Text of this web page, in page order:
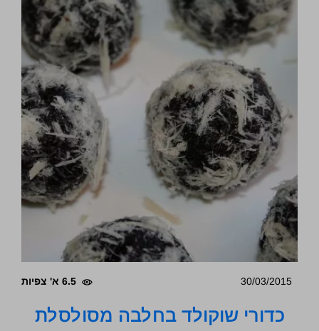
30/03/2015 6.5 א' צפיות
כדורי שוקולד בחלבה מסולסלת